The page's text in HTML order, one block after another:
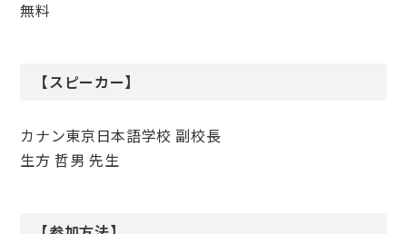
無料
【スピーカー】
カナン東京日本語学校 副校長
生方 哲男 先生